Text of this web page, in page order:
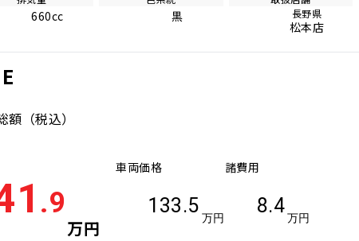
660cc 黒
長野県
松本店
額 （税込）
.9
万円
車両価格
133.5
万円
諸費用
8.4
万円